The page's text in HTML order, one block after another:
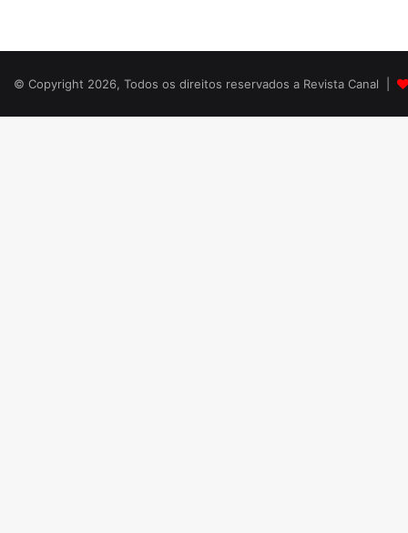
© Copyright 2026, Todos os direitos reservados a Revista Canal |